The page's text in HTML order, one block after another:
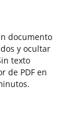
documento
y ocultar
texto
de PDF en